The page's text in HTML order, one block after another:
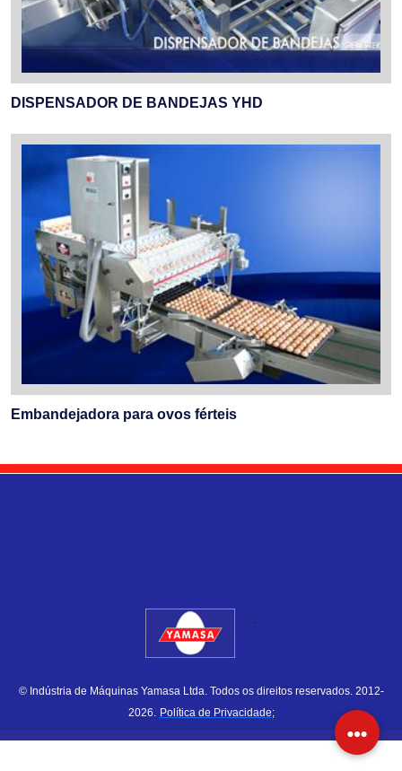
DISPENSADOR DE BANDEJAS YHD
Embandejadora para ovos férteis
.
© Indústria de Máquinas Yamasa Ltda. Todos os direitos reservados. 2012-
2026. Política de Privacidade;